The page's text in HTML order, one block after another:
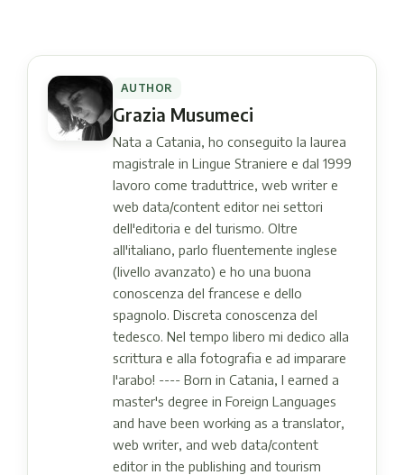
AUTHOR
Grazia Musumeci
Nata a Catania, ho conseguito la laurea
magistrale in Lingue Straniere e dal 1999
lavoro come traduttrice, web writer e
web data/content editor nei settori
dell'editoria e del turismo. Oltre
all'italiano, parlo fluentemente inglese
(livello avanzato) e ho una buona
conoscenza del francese e dello
spagnolo. Discreta conoscenza del
tedesco. Nel tempo libero mi dedico alla
scrittura e alla fotografia e ad imparare
l'arabo! ---- Born in Catania, I earned a
master's degree in Foreign Languages ​​
and have been working as a translator,
web writer, and web data/content
editor in the publishing and tourism